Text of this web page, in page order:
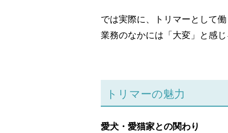
では実際に、トリマーとして
業務のなかには「大変」と感じ
トリマーの魅力
愛犬・愛猫家との関わり